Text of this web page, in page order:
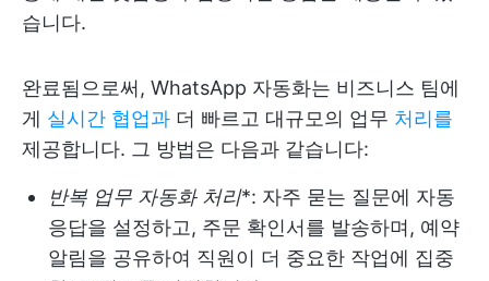
습니다.
완료됨으로써, WhatsApp 자동화는 비즈니스 팀에
게 실시간 협업과 더 빠르고 대규모의 업무 처리를
제공합니다. 그 방법은 다음과 같습니다:
반복 업무 자동화 처리*: 자주 묻는 질문에 자동
응답을 설정하고, 주문 확인서를 발송하며, 예약
알림을 공유하여 직원이 더 중요한 작업에 집중